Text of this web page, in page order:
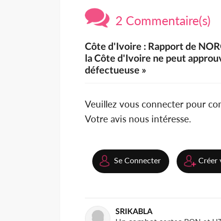
2 Commentaire(s)
Côte d'Ivoire : Rapport de
la Côte d'Ivoire ne peut
défectueuse »
Veuillez vous connecter pour
Votre avis nous intéresse.
Se Connecter Créer
SRIKABLA